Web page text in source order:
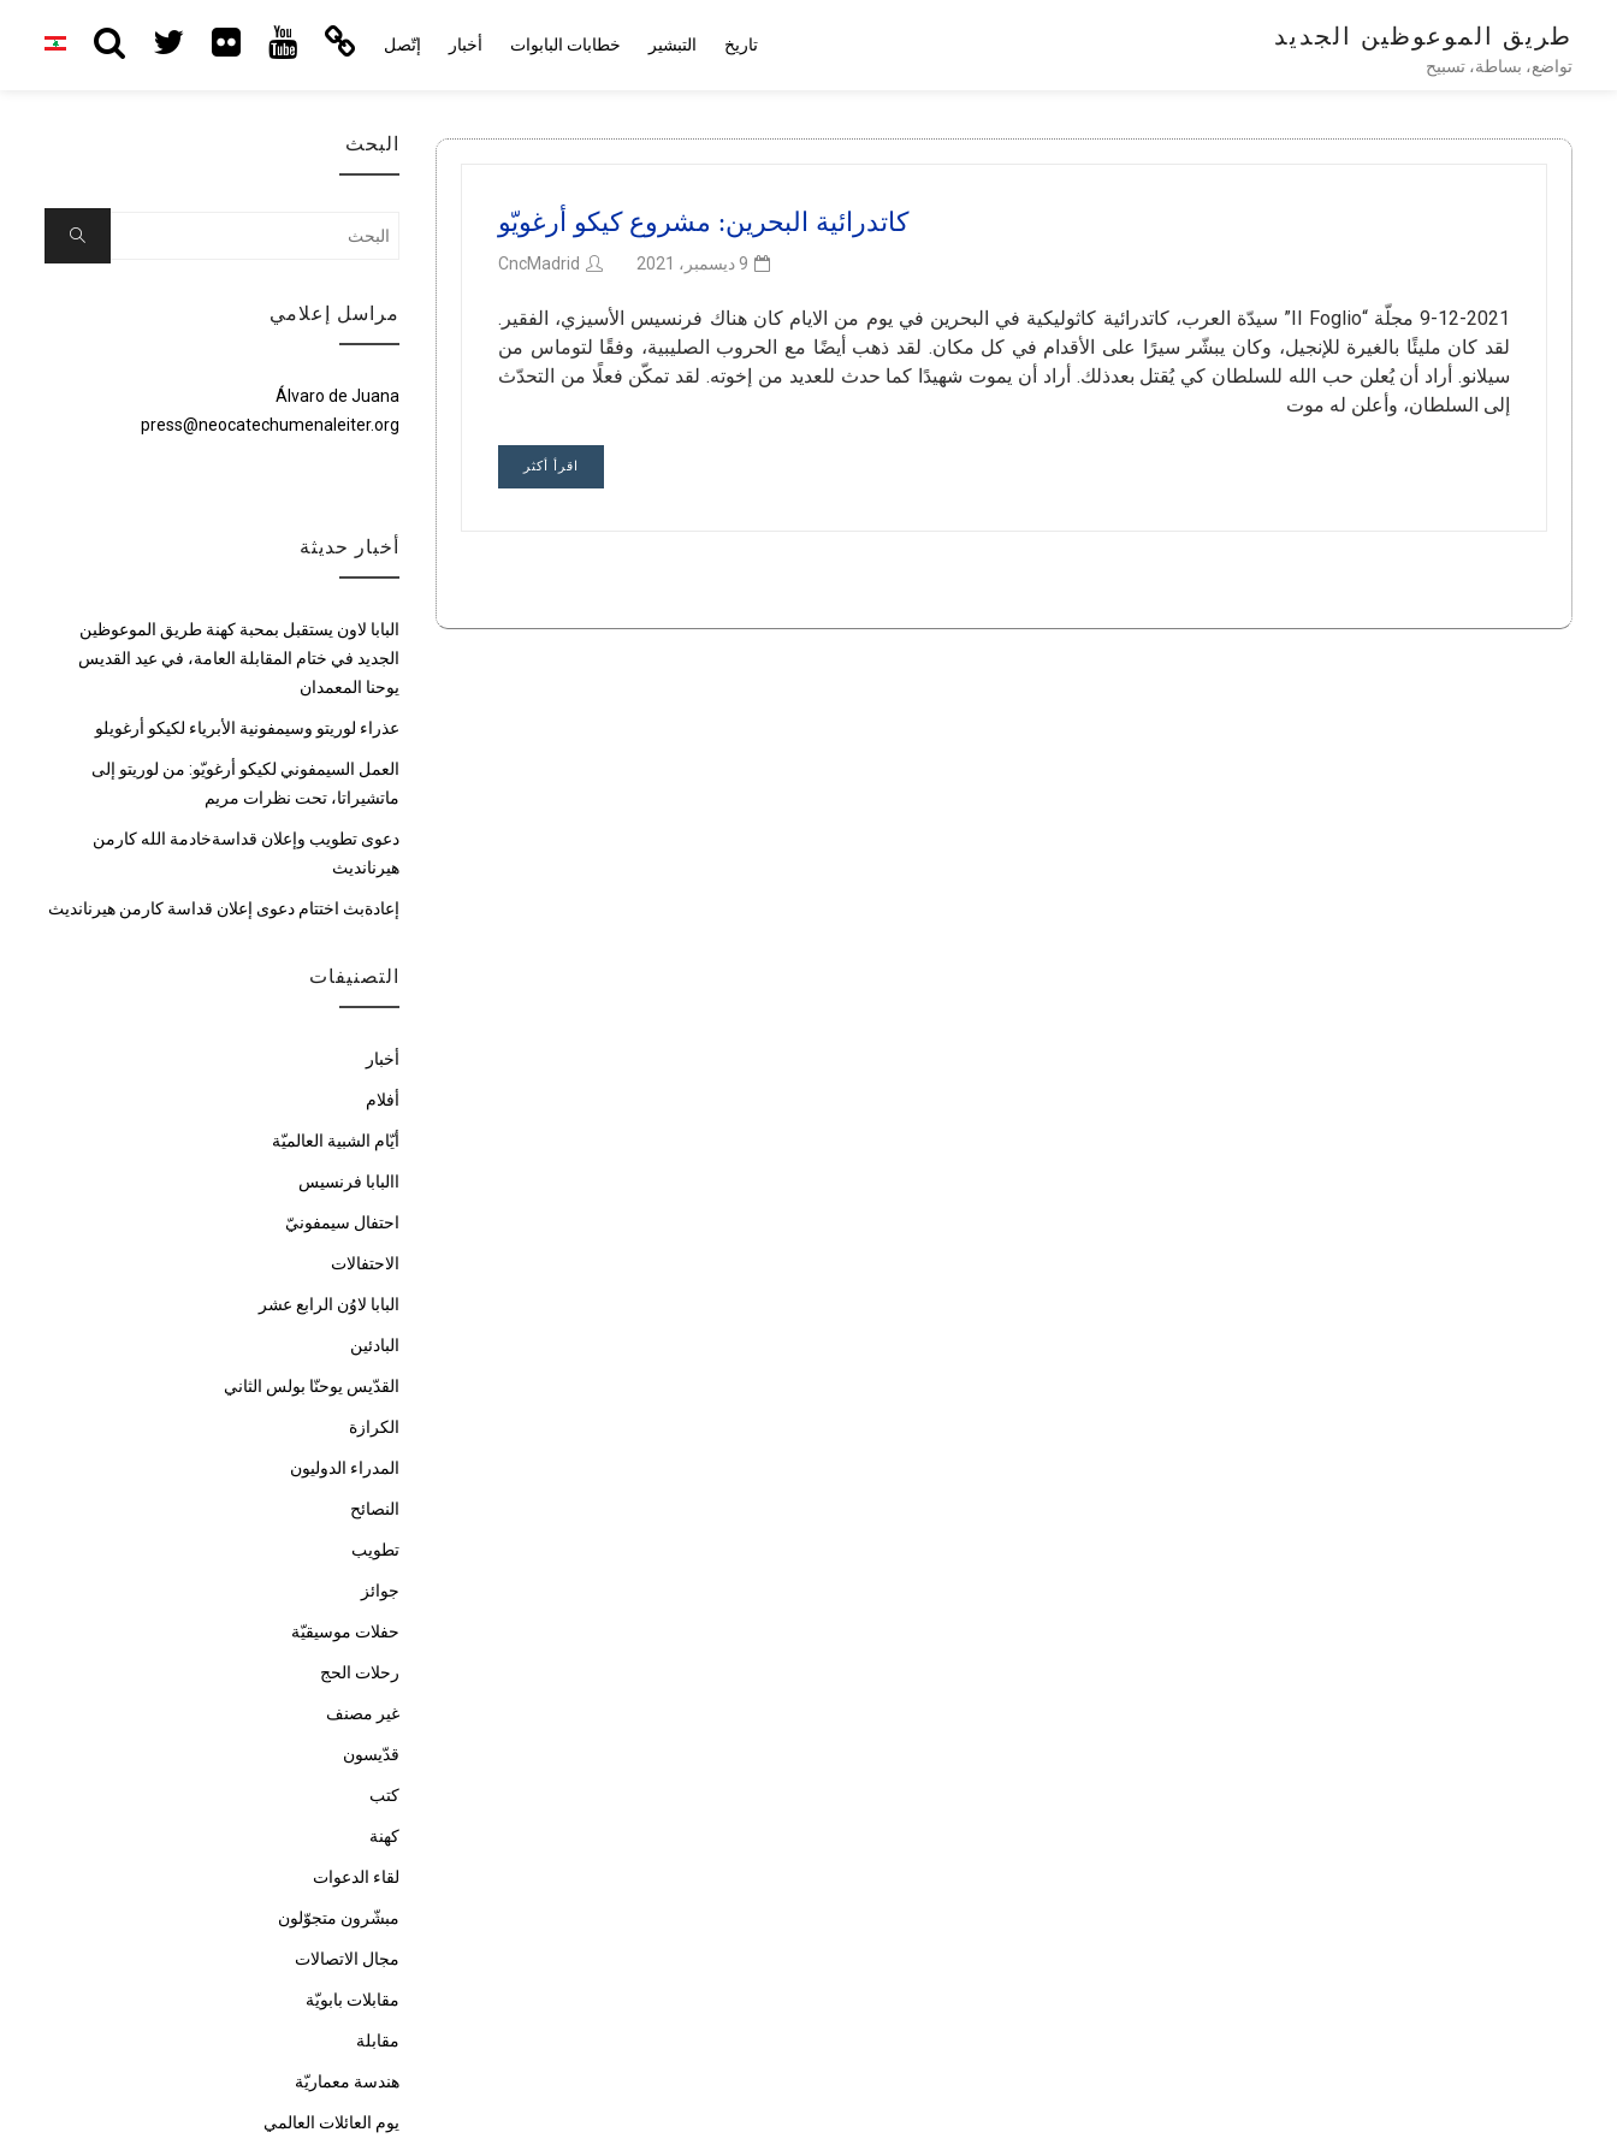
طريق الموعوظين الجديد
تواضع، بساطة، تسبيح
تاريخ التبشير خطابات البابوات أخبار إتّصل
كاتدرائية البحرين: مشروع كيكو أرغويّو
9 ديسمبر، 2021 CncMadrid
9-12-2021 مجلّة “Il Foglio” سيدّة العرب، كاتدرائية كاثوليكية في البحرين في يوم من الايام كان هناك فرنسيس الأسيزي، الفقير.
لقد كان مليئًا بالغيرة للإنجيل، وكان يبشّر سيرًا على الأقدام في كل مكان. لقد ذهب أيضًا مع الحروب الصليبية، وفقًا لتوماس من
سيلانو. أراد أن يُعلن حب الله للسلطان كي يُقتل بعدذلك. أراد أن يموت شهيدًا كما حدث للعديد من إخوته. لقد تمكّن فعلًا من التحدّث
إلى السلطان، وأعلن له موت
اقرأ أكثر
البحث
Search
Search
مراسل إعلامي
Álvaro de Juana
press@neocatechumenaleiter.org
أخبار حديثة
البابا لاون يستقبل بمحبة كهنة طريق الموعوظين
الجديد في ختام المقابلة العامة، في عيد القديس
يوحنا المعمدان
عذراء لوريتو وسيمفونية الأبرياء لكيكو أرغويلو
العمل السيمفوني لكيكو أرغويّو: من لوريتو إلى
ماتشيراتا، تحت نظرات مريم
دعوى تطويب وإعلان قداسةخادمة الله كارمن
هيرنانديث
إعادةبث اختتام دعوى إعلان قداسة كارمن هيرنانديث
التصنيفات
أخبار
أفلام
أيّام الشبية العالميّة
االبابا فرنسيس
احتفال سيمفونيّ
الاحتفالات
البابا لاوُن الرابع عشر
البادئين
القدّيس يوحنّا بولس الثاني
الكرازة
المدراء الدوليون
النصائح
تطويب
جوائز
حفلات موسيقيّة
رحلات الحج
غير مصنف
قدّيسون
كتب
كهنة
لقاء الدعوات
مبشّرون متجوّلون
مجال الاتصالات
مقابلات بابويّة
مقابلة
هندسة معماريّة
يوم العائلات العالمي